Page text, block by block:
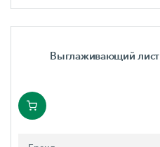
Выглаживающий лист